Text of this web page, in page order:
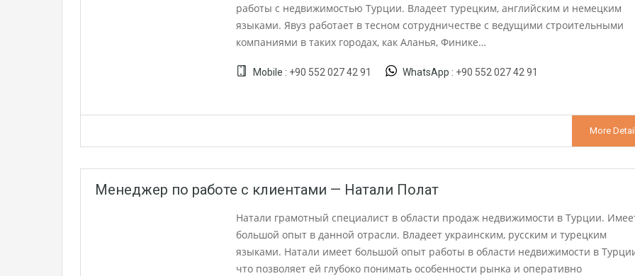
работы с недвижимостью Турции. Владеет турецким, английским и немецким
языками. Явуз работает в тесном сотрудничестве с ведущими строительными
компаниями в таких городах, как Аланья, Финике…
Mobile : +90 552 027 42 91 WhatsApp : +90 552 027 42 91
More
Менеджер по работе с клиентами — Натали Полат
Натали грамотный специалист в области продаж недвижимости в Турции.
большой опыт в данной отрасли. Владеет украинским, русским и турецким
языками. Натали имеет большой опыт работы в области недвижимости в
что позволяет ей глубоко понимать особенности рынка и оперативно